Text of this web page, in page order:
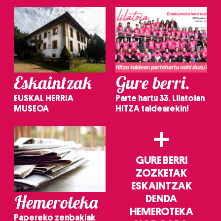
Eskaintzak
EUSKAL HERRIA
MUSEOA
Gure berri.
Parte hartu 33. Lilatoian
HITZA taldearekin!
Hemeroteka
Papereko zenbakiak
+
GURE BERRI
ZOZKETAK
ESKAINTZAK
DENDA
HEMEROTEKA